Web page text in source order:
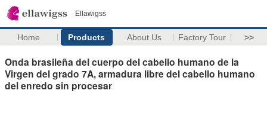
Ellawigss
Home Products About Us Factory Tour >>
Onda brasileña del cuerpo del cabello humano de la
Virgen del grado 7A, armadura libre del cabello humano
del enredo sin procesar